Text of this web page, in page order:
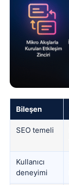
Bileşen
SEO temeli
Kullanıcı
deneyimi